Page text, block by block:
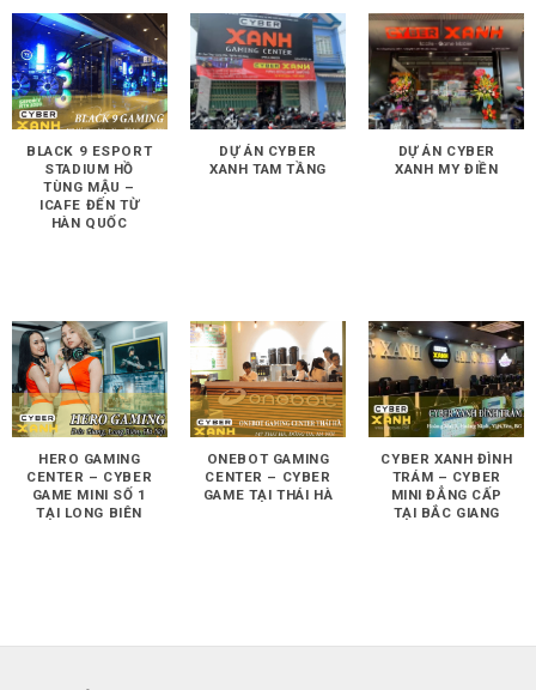
BLACK 9 ESPORT
STADIUM HỒ
TÙNG MẬU –
ICAFE ĐẾN TỪ
HÀN QUỐC
DỰ ÁN CYBER
XANH TAM TẦNG
DỰ ÁN CYBER
XANH MY ĐIỀN
HERO GAMING
CENTER – CYBER
GAME MINI SỐ 1
TẠI LONG BIÊN
ONEBOT GAMING
CENTER – CYBER
GAME TẠI THÁI HÀ
CYBER XANH ĐÌNH
TRÁM – CYBER
MINI ĐẲNG CẤP
TẠI BẮC GIANG